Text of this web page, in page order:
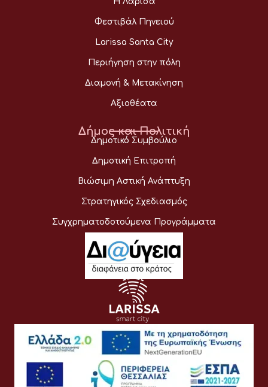
Φεστιβάλ Πηνειού
Larissa Santa City
Περιήγηση στην πόλη
Διαμονή & Μετακίνηση
Αξιοθέατα
Δήμος και Πολιτική
Δημοτικό Συμβούλιο
Δημοτική Επιτροπή
Βιώσιμη Αστική Ανάπτυξη
Στρατηγικός Σχεδιασμός
Συγχρηματοδοτούμενα Προγράμματα